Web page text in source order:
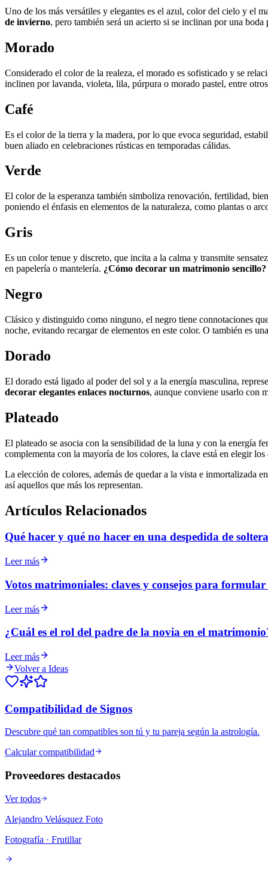
Uno de los más versátiles y elegantes es el azul, color del cielo y el
de invierno, pero también será un acierto si se inclinan por una boda
Morado
Considerado el color de la realeza, el morado es sofisticado y se
inclinen por lavanda, violeta, lila, púrpura o morado pastel, entre
Café
Es el color de la tierra y la madera, por lo que evoca seguridad,
buen aliado en celebraciones rústicas en temporadas cálidas.
Verde
El color de la esperanza también simboliza renovación, fertilidad,
poniendo el énfasis en elementos de la naturaleza, como plantas o
Gris
Es un color tenue y discreto, que incita a la calma y transmite
en papelería o mantelería. ¿Cómo decorar un matrimonio sencillo?
Negro
Clásico y distinguido como ninguno, el negro tiene connotaciones
noche, evitando recargar de elementos en este color. O también es
Dorado
El dorado está ligado al poder del sol y a la energía masculina,
decorar elegantes enlaces nocturnos, aunque conviene usarlo con
Plateado
El plateado se asocia con la sensibilidad de la luna y con la energía
complementa con la mayoría de los colores, la clave está en elegir los
La elección de colores, además de quedar a la vista e inmortalizada
así aquellos que más los representan.
Artículos Relacionados
Qué hacer y qué no hacer en una despedida de
Leer más
Votos matrimoniales: claves y consejos para
Leer más
¿Cuál es el rol del padre de la novia en el
Leer más
Volver a Ideas
Compatibilidad de Signos
Descubre qué tan compatibles son tú y tu pareja según la astrología.
Calcular compatibilidad
Proveedores destacados
Ver todos
Alejandro Velásquez Foto
Fotografía · Frutillar